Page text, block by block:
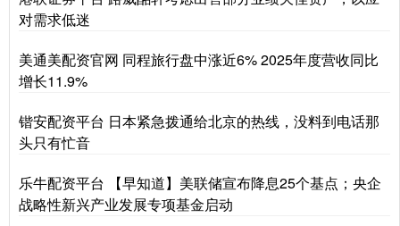
对需求低迷
美通美配资官网 同程旅行盘中涨近6% 2025年度营收同比
增长11.9%
锴安配资平台 日本紧急拨通给北京的热线，没料到电话那
头只有忙音
乐牛配资平台 【早知道】美联储宣布降息25个基点；央企
战略性新兴产业发展专项基金启动